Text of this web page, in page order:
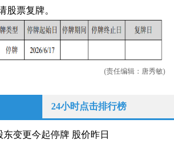
股票复牌。
(责任编辑：唐秀敏)
24小时点击排行榜
变更今起停牌 股价昨日